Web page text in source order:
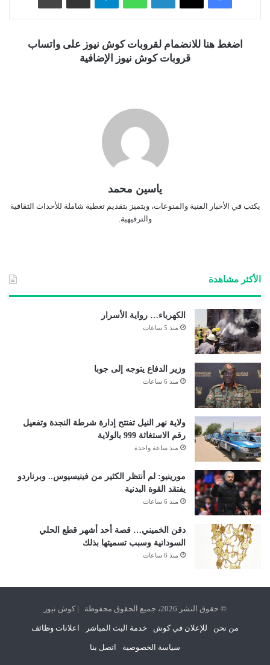
اضغط هنا للانضمام لقروبات كوش نيوز على واتساب
قروبات كوش نيوز الإضافية
ياسين محمد
يكتب في الأخبار الفنية والمنوعات، ويتميز بتقديم تغطية شاملة للأحداث الثقافية
والترفيهية.
الأكثر مشاهدة
الكهرباء… رواية الأسرار
منذ 5 ساعات
وزير الدفاع يتوجه إلى جوبا
منذ 6 ساعات
ولاية نهر النيل تفتتح إدارة شرطة النجدة وتفعيل
رقم الاستغاثة 999 بالولاية
منذ ساعة واحدة
مورينيو: لم أنتظر الكثير من فينيسيوس.. وبرناردو
يفتقد القوة البدنية
منذ 6 ساعات
دقن الخميني… قصة أحد أشهر قطع الحلي
السودانية وسبب تسميتها بذلك
منذ 6 ساعات
© حقوق النشر 2026، جميع الحقوق محفوظة | كوش نيوز
من نحن للإعلان في كوش خدمة البث المباشر اعلانات وظائف
سياسة الخصوصية اتصل بنا